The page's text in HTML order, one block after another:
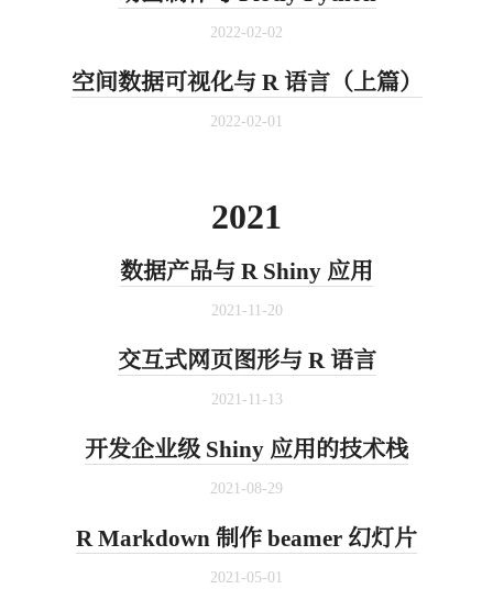
2022-02-02
空间数据可视化与 R 语言（上篇）
2022-02-01
2021
数据产品与 R Shiny 应用
2021-11-20
交互式网页图形与 R 语言
2021-11-13
开发企业级 Shiny 应用的技术栈
2021-08-29
R Markdown 制作 beamer 幻灯片
2021-05-01